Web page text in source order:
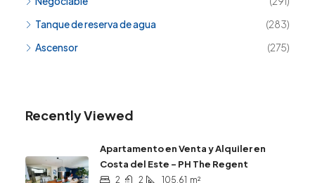
Tanque de reserva de agua
(283)
Ascensor
(275)
Recently Viewed
Apartamento en Venta y Alquiler en
Costa del Este – PH The Regent
2 2 105.61 m²